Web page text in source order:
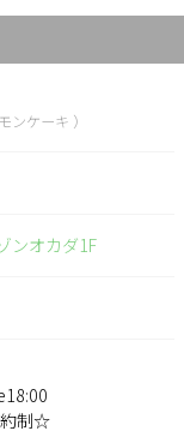
ンケーキ ）
ンオカダ1F
約制☆